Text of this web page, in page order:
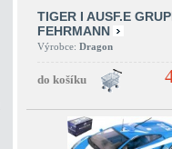
TIGER I AUSF.E
FEHRMANN
Výrobce: Dragon